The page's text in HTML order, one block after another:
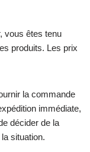
vous êtes tenu
produits. Les prix
la commande
immédiate,
décider de la
situation.